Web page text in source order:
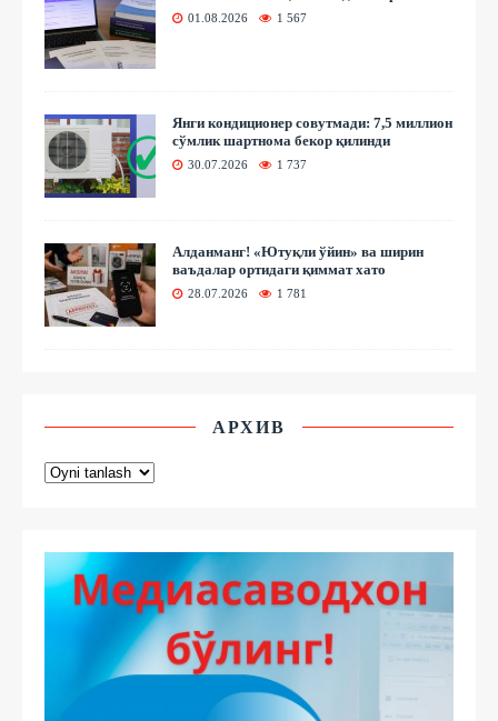
01.08.2026 1 567
Янги кондиционер совутмади: 7,5 миллион
сўмлик шартнома бекор қилинди
30.07.2026 1 737
Алданманг! «Ютуқли ўйин» ва ширин
ваъдалар ортидаги қиммат хато
28.07.2026 1 781
АРХИВ